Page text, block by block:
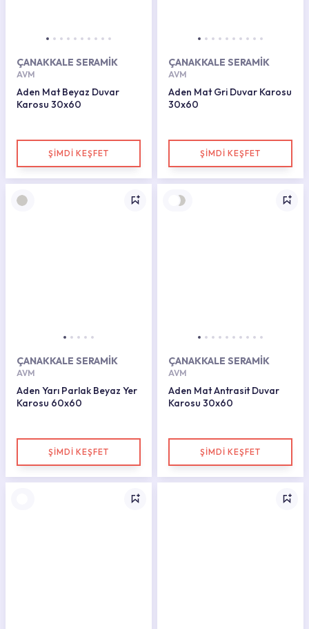
ÇANAKKALE SERAMİK
AVM
Aden Mat Beyaz Duvar
Karosu 30x60
ŞİMDİ KEŞFET
ÇANAKKALE SERAMİK
AVM
Aden Mat Gri Duvar Karosu
30x60
ŞİMDİ KEŞFET
ÇANAKKALE SERAMİK
AVM
Aden Yarı Parlak Beyaz Yer
Karosu 60x60
ŞİMDİ KEŞFET
ÇANAKKALE SERAMİK
AVM
Aden Mat Antrasit Duvar
Karosu 30x60
ŞİMDİ KEŞFET